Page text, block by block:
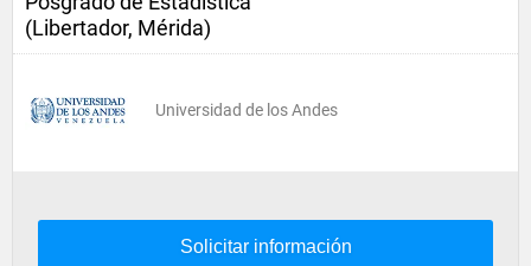
(Libertador, Mérida)
Universidad de los Andes
Solicitar información